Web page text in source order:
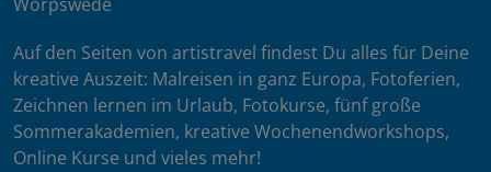
Auf den Seiten von artistravel findest Du alles für Deine
kreative Auszeit: Malreisen in ganz Europa, Fotoferien,
Zeichnen lernen im Urlaub, Fotokurse, fünf große
Sommerakademien, kreative Wochenendworkshops,
Online Kurse und vieles mehr!